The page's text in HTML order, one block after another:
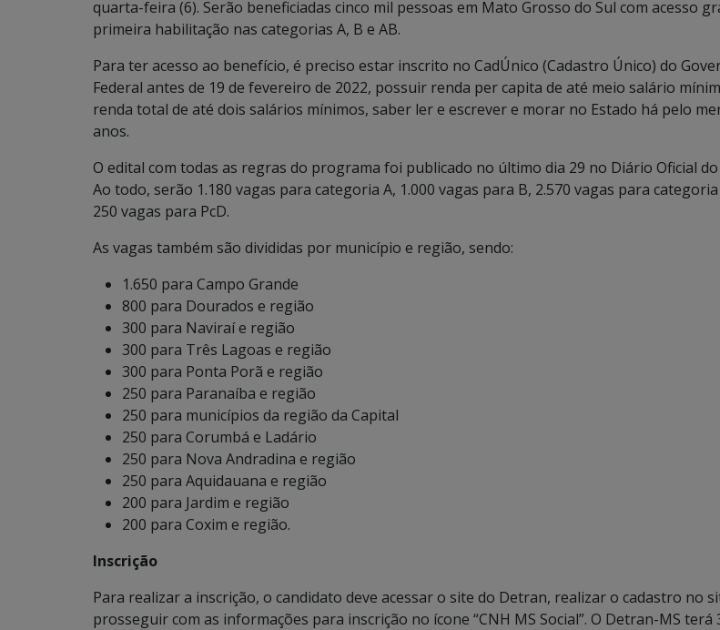
quarta-feira (6). Serão beneficiadas cinco mil pessoas em Mato Grosso do Sul com acesso
primeira habilitação nas categorias A, B e AB.
Para ter acesso ao benefício, é preciso estar inscrito no CadÚnico (Cadastro Único) do
Federal antes de 19 de fevereiro de 2022, possuir renda per capita de até meio salário
renda total de até dois salários mínimos, saber ler e escrever e morar no Estado há pelo
anos.
O edital com todas as regras do programa foi publicado no último dia 29 no Diário Oficial do
Ao todo, serão 1.180 vagas para categoria A, 1.000 vagas para B, 2.570 vagas para categoria
250 vagas para PcD.
As vagas também são divididas por município e região, sendo:
1.650 para Campo Grande
800 para Dourados e região
300 para Naviraí e região
300 para Três Lagoas e região
300 para Ponta Porã e região
250 para Paranaíba e região
250 para municípios da região da Capital
250 para Corumbá e Ladário
250 para Nova Andradina e região
250 para Aquidauana e região
200 para Jardim e região
200 para Coxim e região.
Inscrição
Para realizar a inscrição, o candidato deve acessar o site do Detran, realizar o cadastro no
prosseguir com as informações para inscrição no ícone “CNH MS Social”. O Detran-MS terá